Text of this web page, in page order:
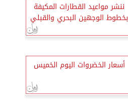
ننشر مواعيد القطارات المكيفة
بخطوط الوجهين البحري والقبلي
أسعار الخضروات اليوم الخميس